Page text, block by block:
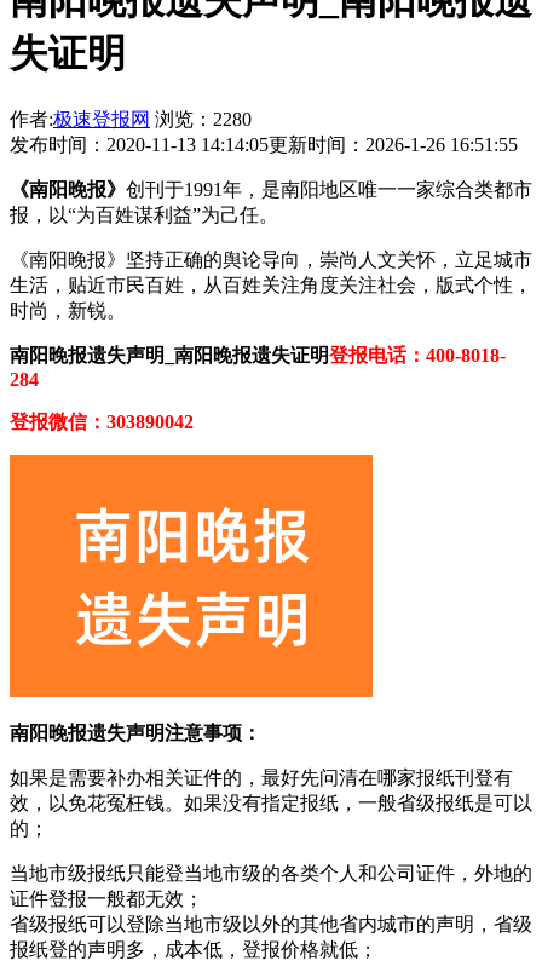
失证明
作者:极速登报网 浏览：2280
发布时间：2020-11-13 14:14:05更新时间：2026-1-26 16:51:55
《南阳晚报》 创刊于1991年，是南阳地区唯一一家综合类都市
报，以“为百姓谋利益”为己任。
《南阳晚报》坚持正确的舆论导向，崇尚人文关怀，立足城市
生活，贴近市民百姓，从百姓关注角度关注社会，版式个性，
时尚，新锐。
南阳晚报遗失声明_南阳晚报遗失证明登报电话：400-8018-
284
登报微信：303890042
南阳晚报遗失声明注意事项：
如果是需要补办相关证件的，最好先问清在哪家报纸刊登有
效，以免花冤枉钱。如果没有指定报纸，一般省级报纸是可以
的；
当地市级报纸只能登当地市级的各类个人和公司证件，外地的
证件登报一般都无效；
省级报纸可以登除当地市级以外的其他省内城市的声明，省级
报纸登的声明多，成本低，登报价格就低；